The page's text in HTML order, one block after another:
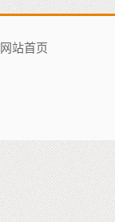
网站首页